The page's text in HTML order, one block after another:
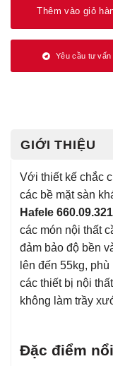
Thêm vào giỏ
Yêu cầu tư vấn
GIỚI THIỆU
Với thiết kế chắc
các bề mặt sàn
Hafele 660.09.321
các món nội thất
đảm bảo độ bền
lên đến 55kg,
các thiết bị nội
không làm trầy
Đặc điểm